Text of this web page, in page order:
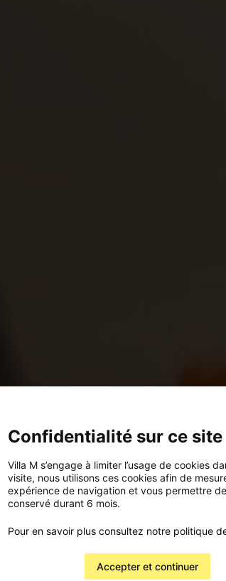
Confidentialité sur ce site
Villa M s’engage à limiter l’usage de cookies
visite, nous utilisons ces cookies afin de
expérience de navigation et vous permettre
conservé durant 6 mois.
Pour en savoir plus consultez notre politique
Accepter et continuer